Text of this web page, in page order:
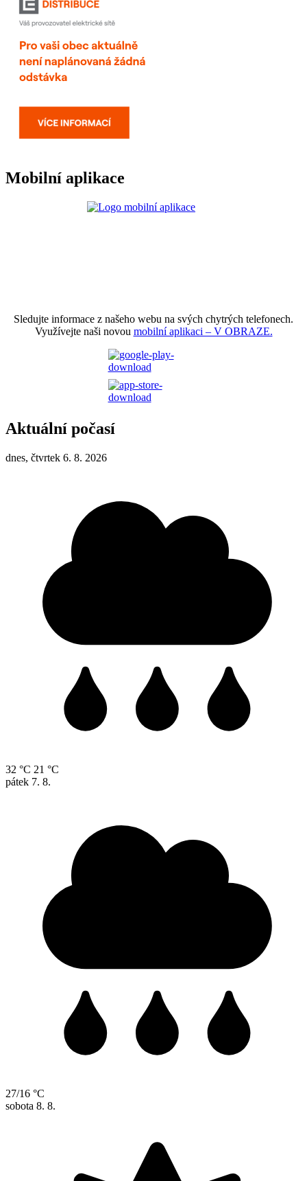
Mobilní aplikace
Sledujte informace z našeho webu na svých chytrých telefonech.
Využívejte naši novou mobilní aplikaci – V OBRAZE.
Aktuální počasí
dnes, čtvrtek 6. 8. 2026
32 °C 21 °C
pátek 7. 8.
27/16 °C
sobota 8. 8.